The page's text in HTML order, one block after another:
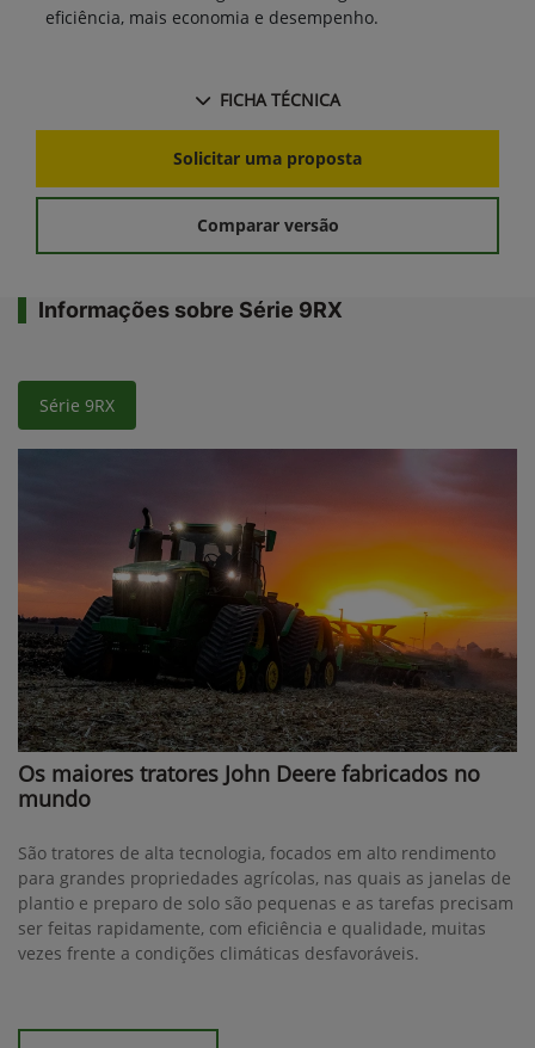
eficiência, mais economia e desempenho.
FICHA TÉCNICA
Solicitar uma proposta
Comparar versão
Informações sobre Série 9RX
Série 9RX
Os maiores tratores John Deere fabricados no
mundo
São tratores de alta tecnologia, focados em alto rendimento
para grandes propriedades agrícolas, nas quais as janelas de
plantio e preparo de solo são pequenas e as tarefas precisam
ser feitas rapidamente, com eficiência e qualidade, muitas
vezes frente a condições climáticas desfavoráveis.